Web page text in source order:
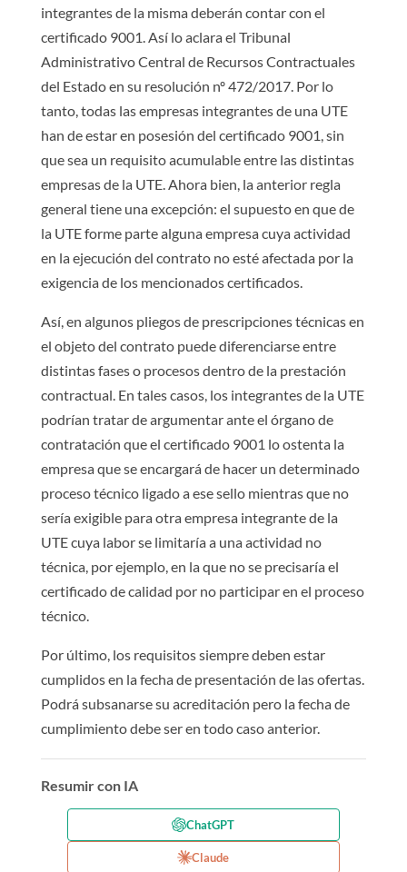
integrantes de la misma deberán contar con el
certificado 9001. Así lo aclara el Tribunal
Administrativo Central de Recursos Contractuales
del Estado en su resolución nº 472/2017. Por lo
tanto, todas las empresas integrantes de una UTE
han de estar en posesión del certificado 9001, sin
que sea un requisito acumulable entre las distintas
empresas de la UTE. Ahora bien, la anterior regla
general tiene una excepción: el supuesto en que de
la UTE forme parte alguna empresa cuya actividad
en la ejecución del contrato no esté afectada por la
exigencia de los mencionados certificados.
Así, en algunos pliegos de prescripciones técnicas en
el objeto del contrato puede diferenciarse entre
distintas fases o procesos dentro de la prestación
contractual. En tales casos, los integrantes de la UTE
podrían tratar de argumentar ante el órgano de
contratación que el certificado 9001 lo ostenta la
empresa que se encargará de hacer un determinado
proceso técnico ligado a ese sello mientras que no
sería exigible para otra empresa integrante de la
UTE cuya labor se limitaría a una actividad no
técnica, por ejemplo, en la que no se precisaría el
certificado de calidad por no participar en el proceso
técnico.
Por último, los requisitos siempre deben estar
cumplidos en la fecha de presentación de las ofertas.
Podrá subsanarse su acreditación pero la fecha de
cumplimiento debe ser en todo caso anterior.
Resumir con IA
ChatGPT
Claude